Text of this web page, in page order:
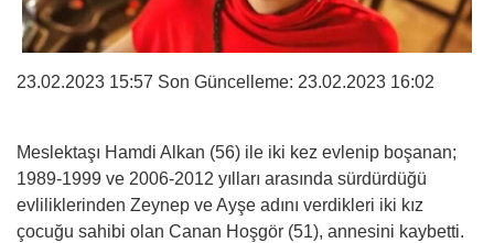
23.02.2023 15:57 Son Güncelleme: 23.02.2023 16:02
Meslektaşı Hamdi Alkan (56) ile iki kez evlenip boşanan;
1989-1999 ve 2006-2012 yılları arasında sürdürdüğü
evliliklerinden Zeynep ve Ayşe adını verdikleri iki kız
çocuğu sahibi olan Canan Hoşgör (51), annesini kaybetti.